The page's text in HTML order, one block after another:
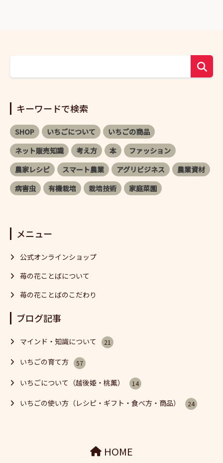
キーワードで検索
SHOP いちごについて
いちごの商品
ネット販売知識
考え方 本
ファッション
農家レシピ
スマート農業 アグリビジネス
農業資材
病害虫
有機栽培 栽培技術 家庭菜園
メニュー
公式オンラインショップ
苺の花ことばについて
苺の花ことばのこだわり
ブログ記事
マインド・知識について 21
いちごの育て方 57
いちごについて（越後姫・桃薫） 14
いちごの使い方（レシピ・ギフト・食べ方・商品） 24
HOME